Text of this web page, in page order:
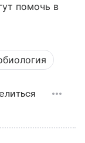
помочь в